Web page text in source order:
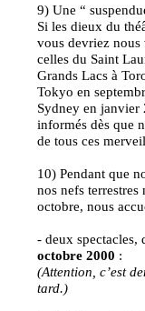
9) Une “
Si les dieux du
vous devriez nous
celles du Saint
Grands Lacs à
Tokyo en
Sydney en janvier
informés dès que
de tous ces
10) Pendant que
nos nefs terrestres
octobre, nous
- deux spectacles,
octobre 2000 :
(Attention, c’est
tard.)